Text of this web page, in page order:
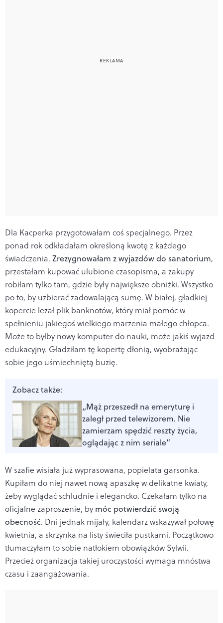
Dla Kacperka przygotowałam coś specjalnego. Przez
ponad rok odkładałam określoną kwotę z każdego
świadczenia. Zrezygnowałam z wyjazdów do sanatorium,
przestałam kupować ulubione czasopisma, a zakupy
robiłam tylko tam, gdzie były największe obniżki. Wszystko
po to, by uzbierać zadowalającą sumę. W białej, gładkiej
kopercie leżał plik banknotów, który miał pomóc w
spełnieniu jakiegoś wielkiego marzenia małego chłopca.
Może to byłby nowy komputer do nauki, może jakiś wyjazd
edukacyjny. Gładziłam tę kopertę dłonią, wyobrażając
sobie jego uśmiechniętą buzię.
Zobacz także:
„Mąż przeszedł na emeryturę i
zaległ przed telewizorem. Nie
zamierzam spędzić reszty życia,
oglądając z nim seriale”
W szafie wisiała już wyprasowana, popielata garsonka.
Kupiłam do niej nawet nową apaszkę w delikatne kwiaty,
żeby wyglądać schludnie i elegancko. Czekałam tylko na
oficjalne zaproszenie, by móc potwierdzić swoją
obecność. Dni jednak mijały, kalendarz wskazywał połowę
kwietnia, a skrzynka na listy świeciła pustkami. Początkowo
tłumaczyłam to sobie natłokiem obowiązków Sylwii.
Przecież organizacja takiej uroczystości wymaga mnóstwa
czasu i zaangażowania.